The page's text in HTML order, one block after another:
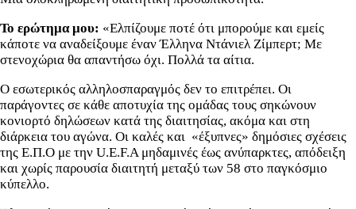
Το ερώτημα μου: «Ελπίζουμε ποτέ ότι μπορούμε και εμείς
κάποτε να αναδείξουμε έναν Έλληνα Ντάνιελ Ζίμπερτ; Με
στενοχώρια θα απαντήσω όχι. Πολλά τα αίτια.
Ο εσωτερικός αλληλοσπαραγμός δεν το επιτρέπει. Οι
παράγοντες σε κάθε αποτυχία της ομάδας τους σηκώνουν
κονιορτό δηλώσεων κατά της διαιτησίας, ακόμα και στη
διάρκεια του αγώνα. Οι καλές και «έξυπνες» δημόσιες σχέσεις
της Ε.Π.Ο με την U.E.F.A μηδαμινές έως ανύπαρκτες, απόδειξη
και χωρίς παρουσία διαιτητή μεταξύ των 58 στο παγκόσμιο
κύπελλο.